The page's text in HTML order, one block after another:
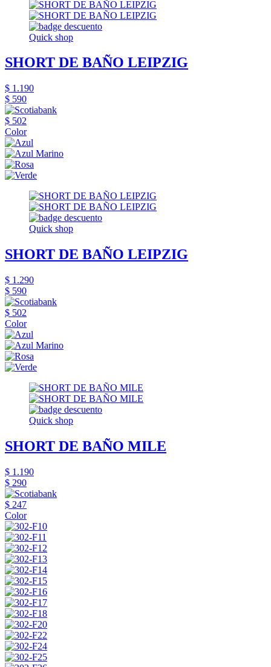
Quick shop
SHORT DE BAÑO LEIPZIG
$ 1.190
$ 590
$ 502
Color
Quick shop
SHORT DE BAÑO LEIPZIG
$ 1.290
$ 590
$ 502
Color
Quick shop
SHORT DE BAÑO MILE
$ 1.190
$ 290
$ 247
Color